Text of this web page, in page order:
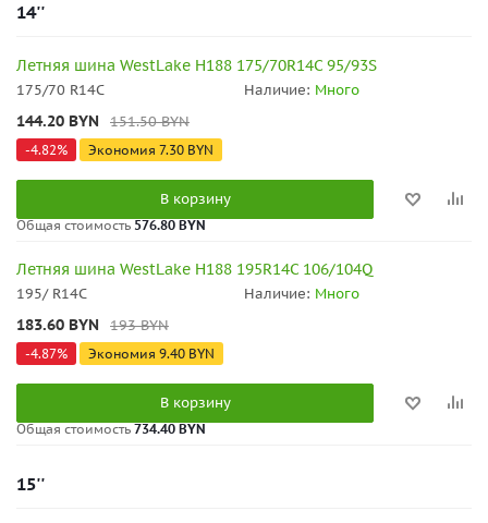
14''
Летняя шина WestLake H188 175/70R14C 95/93S
175/70 R14C Наличие: Много
144.20 BYN 151.50BYN
-4.82% Экономия 7.30 BYN
В корзину
Общая стоимость 576.80 BYN
Летняя шина WestLake H188 195R14C 106/104Q
195/ R14C Наличие: Много
183.60 BYN 193BYN
-4.87% Экономия 9.40 BYN
В корзину
Общая стоимость 734.40 BYN
15''